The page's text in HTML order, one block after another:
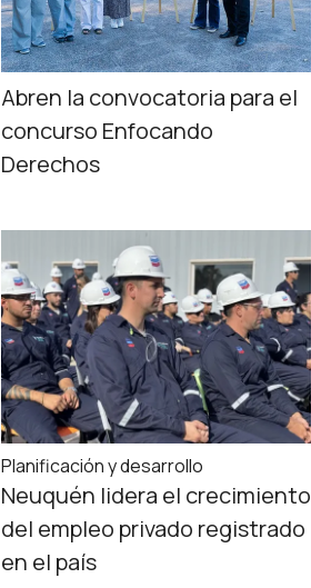
Abren la convocatoria para el
concurso Enfocando
Derechos
Planificación y desarrollo
Neuquén lidera el crecimiento
del empleo privado registrado
en el país